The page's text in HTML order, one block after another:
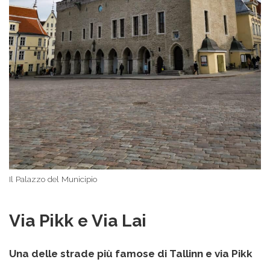
Il Palazzo del Municipio
Via Pikk e Via Lai
Una delle strade più famose di Tallinn e via Pikk